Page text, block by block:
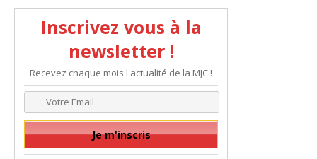
Inscrivez vous à la
newsletter !
Recevez chaque mois l'actualité de la MJC !